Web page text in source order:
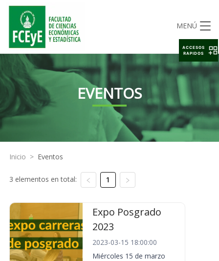
MENÚ
EVENTOS
Inicio > Eventos
3 elementos en total: 1
Expo Posgrado
2023
2023-03-15 18:00:00
Miércoles 15 de marzo
ACCESOS
RAPIDOS